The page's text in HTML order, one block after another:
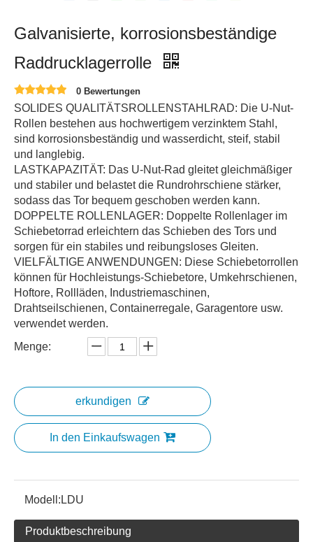
Galvanisierte, korrosionsbeständige
Raddrucklagerrolle
0 Bewertungen
SOLIDES QUALITÄTSROLLENSTAHLRAD: Die U-Nut-
Rollen bestehen aus hochwertigem verzinktem Stahl,
sind korrosionsbeständig und wasserdicht, steif, stabil
und langlebig.
LASTKAPAZITÄT: Das U-Nut-Rad gleitet gleichmäßiger
und stabiler und belastet die Rundrohrschiene stärker,
sodass das Tor bequem geschoben werden kann.
DOPPELTE ROLLENLAGER: Doppelte Rollenlager im
Schiebetorrad erleichtern das Schieben des Tors und
sorgen für ein stabiles und reibungsloses Gleiten.
VIELFÄLTIGE ANWENDUNGEN: Diese Schiebetorrollen
können für Hochleistungs-Schiebetore, Umkehrschienen,
Hoftore, Rollläden, Industriemaschinen,
Drahtseilschienen, Containerregale, Garagentore usw.
verwendet werden.
Menge:
erkundigen
In den Einkaufswagen
Modell: LDU
Produktbeschreibung